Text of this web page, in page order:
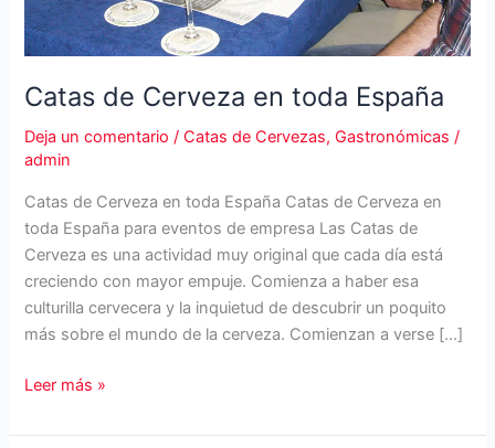
Catas de Cerveza en toda España
Deja un comentario /Catas de Cervezas,Gastronómicas /
admin
Catas de Cerveza en toda España Catas de Cerveza en
toda España para eventos de empresa Las Catas de
Cerveza es una actividad muy original que cada día está
creciendo con mayor empuje. Comienza a haber esa
culturilla cervecera y la inquietud de descubrir un poquito
más sobre el mundo de la cerveza. Comienzan a verse […]
Catas
Cerveza
Leer más »